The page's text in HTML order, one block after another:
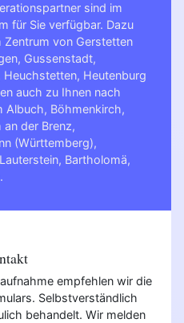
sind im
für Sie verfügbar. Dazu
Zentrum von Gerstetten
Gussenstadt,
Heuchstetten, Heutenburg
auch zu Ihnen nach
Albuch, Böhmenkirch,
an der Brenz,
(Württemberg),
Lauterstein, Bartholomä,
.
empfehlen wir die
Selbstverständlich
behandelt. Wir melden